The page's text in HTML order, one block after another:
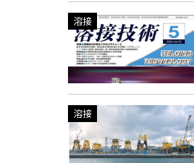
溶接
溶接